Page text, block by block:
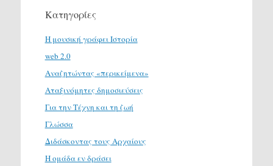
Κατηγορίες
H μουσική γράφει Ιστορία
web 2.0
Αναζητώντας «περικείμενα»
Αταξινόμητες δημοσιεύσεις
Για την Τέχνη και τη ζωή
Γλώσσα
Διδάσκοντας τους Αρχαίους
Η ομάδα εν δράσει